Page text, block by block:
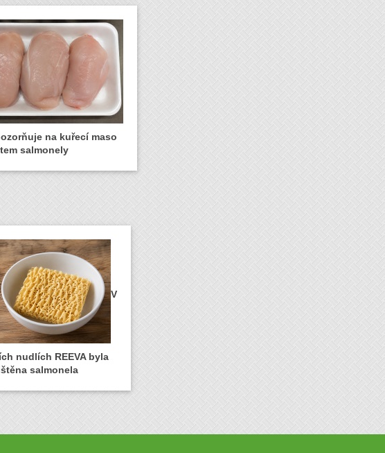
na kuřecí maso
salmonely
V
nudlích REEVA byla
salmonela